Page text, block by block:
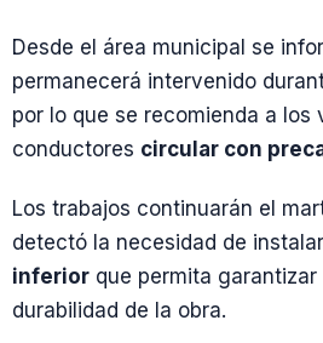
Desde el área municipal se
permanecerá intervenido
por lo que se recomienda a los
conductores circular con
Los trabajos continuarán el
detectó la necesidad de
inferior que permita
durabilidad de la obra.